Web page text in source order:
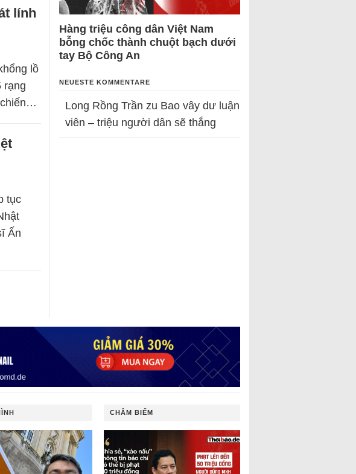
lính
lồ
rạng
chiến…
tục
Ấn
Hàng triệu công dân Việt Nam
bỗng chốc thành chuột bạch dưới
tay Bộ Công An
NEUESTE KOMMENTARE
Long Rồng Trần zu Bao vây dư luận
viên – triệu người dân sẽ thắng
CHÂM BIẾM